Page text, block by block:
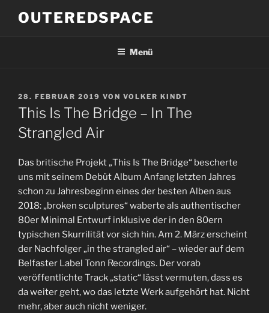
InhaltOUTEREDSPACE
Menü
VERÖFFENTLICHT
AM
28. FEBRUAR 2019 VON VOLKER KINDT
This Is The Bridge – In The
Strangled Air
Das britische Projekt „This Is The Bridge“ bescherte
uns mit seinem Debüt Album Anfang letzten Jahres
schon zu Jahresbeginn eines der besten Alben aus
2018: „broken sculptures“ waberte als authentischer
80er Minimal Entwurf inklusive der in den 80ern
typischen Skurrilität vor sich hin. Am 2. März erscheint
der Nachfolger „in the strangled air“ – wieder auf dem
Belfaster Label Tonn Recordings. Der vorab
veröffentlichte Track „static“ lässt vermuten, dass es
da weiter geht, wo das letzte Werk aufgehört hat. Nicht
mehr, aber auch nicht weniger.